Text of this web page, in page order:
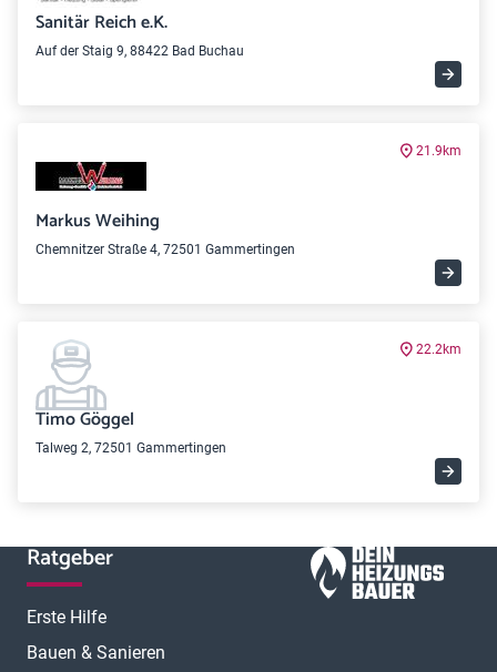
Sanitär Reich e.K.
Auf der Staig 9, 88422 Bad Buchau
21.9km
Markus Weihing
Chemnitzer Straße 4, 72501 Gammertingen
22.2km
Timo Göggel
Talweg 2, 72501 Gammertingen
Ratgeber
Erste Hilfe
Bauen & Sanieren